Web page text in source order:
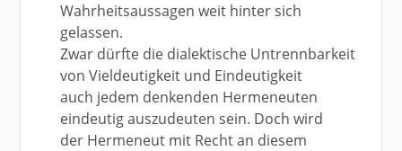
Wahrheitsaussagen weit hinter sich
gelassen.
Zwar dürfte die dialektische Untrennbarkeit
von Vieldeutigkeit und Eindeutigkeit
auch jedem denkenden Hermeneuten
eindeutig auszudeuten sein. Doch wird
der Hermeneut mit Recht an diesem